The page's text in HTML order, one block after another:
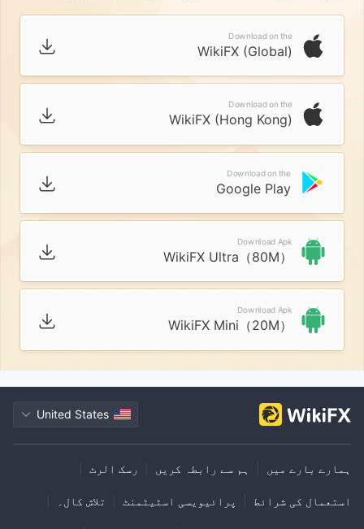
Download on the
WikiFX (Global)
Download on the
WikiFX (Hong Kong)
Download on the
Google Play
Download Apk
WikiFX Ultra（80M）
Download Apk
WikiFX Mini（20M）
United States
ہمارے بارے میں ہم سے رابطہ کریں رسک الرٹ
استعمال کی شرائط پرائیویسی اسٹیٹمنٹ تلاش کال۔